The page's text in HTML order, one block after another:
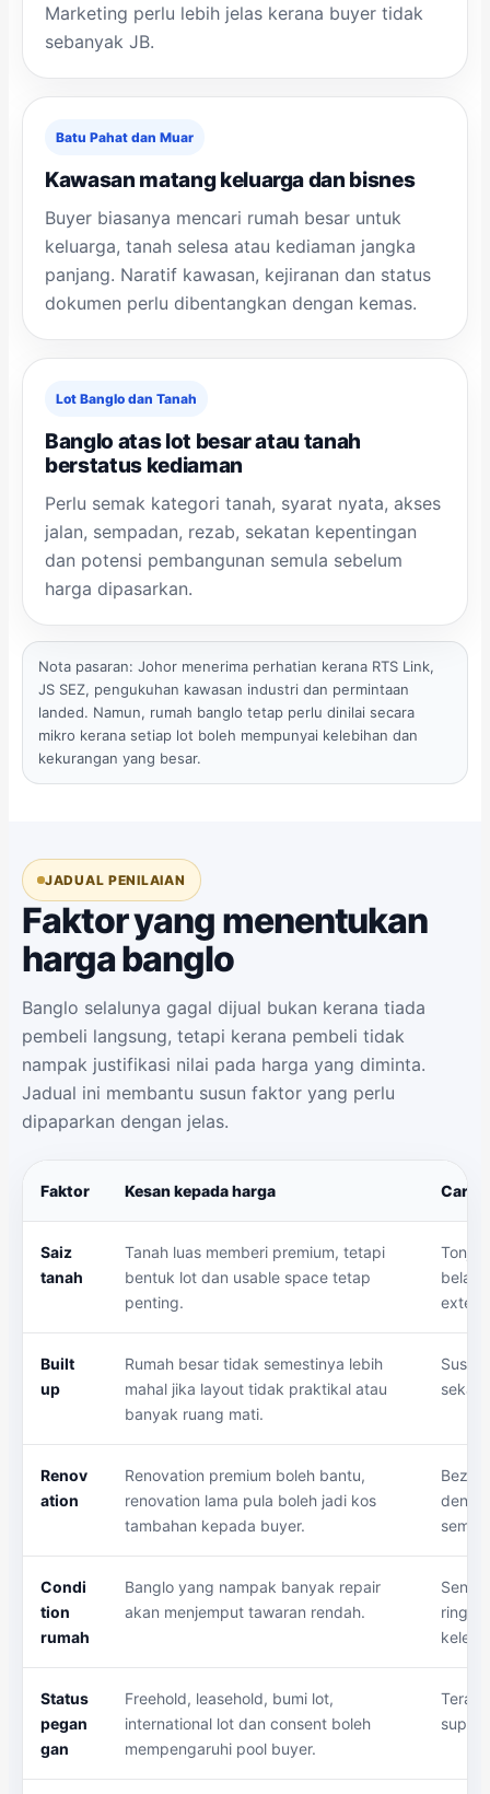
Marketing perlu lebih jelas kerana buyer tidak
sebanyak JB.
Batu Pahat dan Muar
Kawasan matang keluarga dan bisnes
Buyer biasanya mencari rumah besar untuk
keluarga, tanah selesa atau kediaman jangka
panjang. Naratif kawasan, kejiranan dan status
dokumen perlu dibentangkan dengan kemas.
Lot Banglo dan Tanah
Banglo atas lot besar atau tanah
berstatus kediaman
Perlu semak kategori tanah, syarat nyata, akses
jalan, sempadan, rezab, sekatan kepentingan
dan potensi pembangunan semula sebelum
harga dipasarkan.
Nota pasaran: Johor menerima perhatian kerana RTS Link,
JS SEZ, pengukuhan kawasan industri dan permintaan
landed. Namun, rumah banglo tetap perlu dinilai secara
mikro kerana setiap lot boleh mempunyai kelebihan dan
kekurangan yang besar.
JADUAL PENILAIAN
Faktor yang menentukan
harga banglo
Banglo selalunya gagal dijual bukan kerana tiada
pembeli langsung, tetapi kerana pembeli tidak
nampak justifikasi nilai pada harga yang diminta.
Jadual ini membantu susun faktor yang perlu
dipaparkan dengan jelas.
Faktor Kesan kepada harga Cara
Saiz
tanah
Tanah luas memberi premium, tetapi
bentuk lot dan usable space tetap
penting.
Built
up
Rumah besar tidak semestinya lebih
mahal jika layout tidak praktikal atau
banyak ruang mati.
Renov
ation
Renovation premium boleh bantu,
renovation lama pula boleh jadi kos
tambahan kepada buyer.
Condi
tion
rumah
Banglo yang nampak banyak repair
akan menjemput tawaran rendah.
Status
pegan
gan
Freehold, leasehold, bumi lot,
international lot dan consent boleh
mempengaruhi pool buyer.